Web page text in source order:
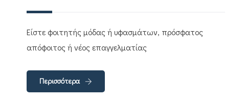
Είστε φοιτητής μόδας ή υφασμάτων, πρόσφατος
απόφοιτος ή νέος επαγγελματίας
Περισσότερα